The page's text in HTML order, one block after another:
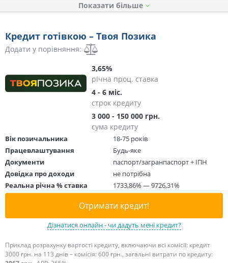
Показати
Кредит готівкою – Твоя Позика
Додати у порівняння:
3,65%
річна проц. ставка
4 - 6 міс.
строк кредиту
3 000 - 150 000 грн.
сума кредиту
Вік позичальника
18-75 років
Працевлаштування
Будь-яке
Документи
паспорт/загранпаспорт + ІПН
Довідка про доходи
не потрібна
Реальна річна % ставка
1733,86% — 9726,31%
Отримати кредит!
Дізнатися онлайн - чи дадуть мені кредит?
Приклад розрахунку вартості кредиту, включаючи всі комісії: кредит
3000 грн. на 113 днів – комісія: 600 грн., загальні витрати по кредиту: